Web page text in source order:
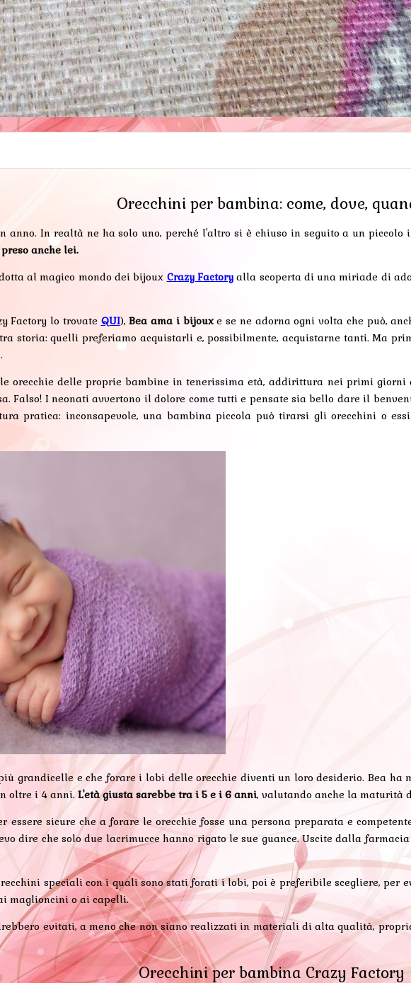
Orecchini per bambina: come, dove,
anno. In realtà ne ha solo uno, perché l'altro si è chiuso in seguito a un
anche lei.
al magico mondo dei bijoux Crazy Factoryalla scoperta di una miriade di
Factory lo trovate QUI), Bea ama i bijouxe se ne adorna ogni volta che può,
storia: quelli preferiamo acquistarli e, possibilmente, acquistarne tanti. Ma
orecchie delle proprie bambine in tenerissima età, addirittura nei primi
Falso! I neonati avvertono il dolore come tutti e pensate sia bello dare il
pratica: inconsapevole, una bambina piccola può tirarsi gli orecchini o
grandicelle e che forare i lobi delle orecchie diventi un loro desiderio. Bea
oltre i 4 anni. L'età giusta sarebbe tra i 5 e i 6 anni, valutando anche la maturità
essere sicure che a forare le orecchie fosse una persona preparata e
dire che solo due lacrimucce hanno rigato le sue guance. Uscite dalla
speciali con i quali sono stati forati i lobi, poi è preferibile scegliere,
maglioncini o ai capelli.
evitati, a meno che non siano realizzati in materiali di alta qualità,
Orecchini per bambina Crazy Factory